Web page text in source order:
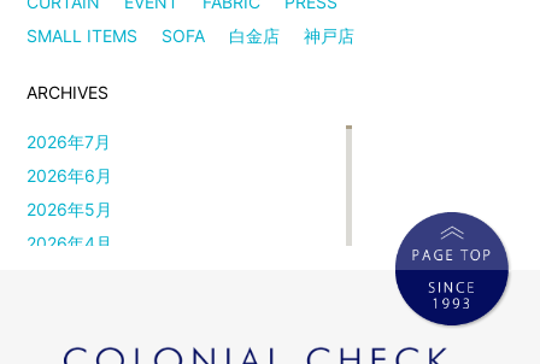
SMALL ITEMS
SOFA 白金店 神戸店
ARCHIVES
2026年7月
2026年6月
2026年5月
2026年4月
2026年1月